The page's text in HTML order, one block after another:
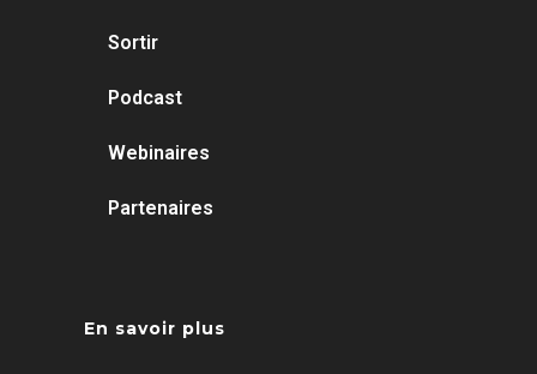
Sortir
Podcast
Webinaires
Partenaires
En savoir plus